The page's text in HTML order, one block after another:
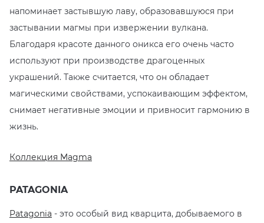
напоминает застывшую лаву, образовавшуюся при
застывании магмы при извержении вулкана.
Благодаря красоте данного оникса его очень часто
используют при производстве драгоценных
украшений. Также считается, что он обладает
магическими свойствами, успокаивающим эффектом,
снимает негативные эмоции и привносит гармонию в
жизнь.
Коллекция Magma
PATAGONIA
Patagonia - это особый вид кварцита, добываемого в